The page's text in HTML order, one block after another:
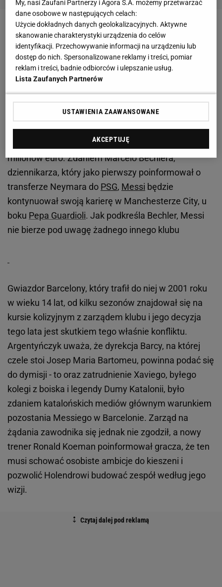
Zobacz wideoDomenech o Lewandowskim:
Powinien mieć szanse na Złotą Piłkę
Znany dziennikarz zdradził, gdzie zagra Leo Messi?
Natychmiast rozpoczęły się dyskusje, gdzie mógłby
Leo Messi. Dla czołowych europejskich klubów
to najlepsza okazja na pozyskanie Argentyńczyka
bez płacenia kwoty odstępnego, która wynosi aż 700
milionów euro. Zdaniem Marcelo Bechlera,
dziennikarza, który jako pierwszy poinformował o
transferze Neymara do PSG, Messi będzie
kontynuował swoją karierę w Manchesterze City, u
boku Pepa Guardioli. Jak podkreśla Bechler, Messi
nie bierze pod uwagę żadnego innego klubu
Gwiazdor Barcelony, który trafił do niej w 2001 roku
w wieku 14 lat, od kilku sezonów znajdował się na
kursie kolizyjnym z zarządem klubu i jego decyzja
tego lata jest skutkiem tego właśnie konfliktu.
Argentyńczyk uważa, że dyrekcja Barcy, na której
czele stoi Josep Maria Bartomeu, powinna podać się
do dymisji - to oraz zatrudnienie Xaviego, byłego
kolegi z boiska i legendy Dumy Katalonii, było
zdaniem katalońskich mediów głównym warunkiem
pozostania Messiego w Barcelonie. Zarząd na
żądania zawodnika się jednak nie zgodził, a nowy
trener Ronald Koeman poinformował gracza, że ten
musi schować osobiste ambicje do kieszeni i
pozwolić Holendrowi budować zespół według jego
wizji.
My, nasi Zaufani Partnerzy i Agora S.A. możemy przetwarzać
dane osobowe w następujących celach:
Użycie dokładnych danych geolokalizacyjnych. Aktywne
skanowanie charakterystyki urządzenia do celów
identyfikacji. Przechowywanie informacji na urządzeniu lub
dostęp do nich. Spersonalizowane reklamy i treści, pomiar
reklam i treści, badnie odbiorców i ulepszanie usług.
Lista Zaufanych Partnerów
USTAWIENIA ZAAWANSOWANE
AKCEPTUJĘ